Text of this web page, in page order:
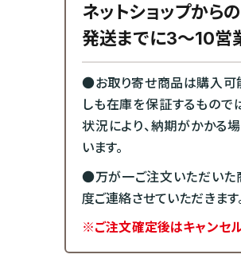
ネットショップから
発送までに3～10営
●お取り寄せ商品は購入可
しも在庫を保証するもので
状況により、納期がかかる
います。
●万が一ご注文いただいた
度ご連絡させていただきます
※ご注文確定後はキャンセル